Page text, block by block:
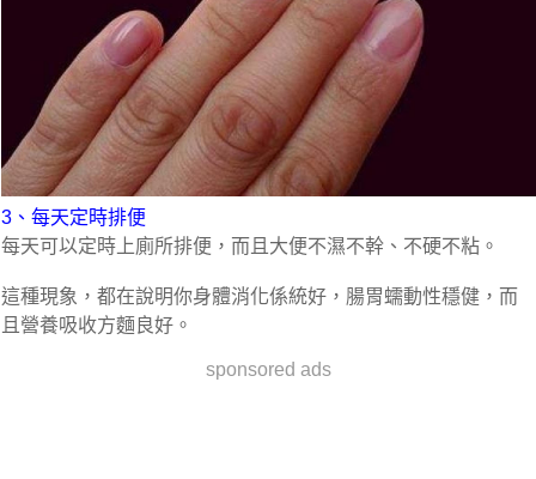
3、每天定時排便
每天可以定時上廁所排便，而且大便不濕不幹、不硬不粘。
這種現象，都在說明你身體消化係統好，腸胃蠕動性穩健，而
且營養吸收方麵良好。
sponsored ads